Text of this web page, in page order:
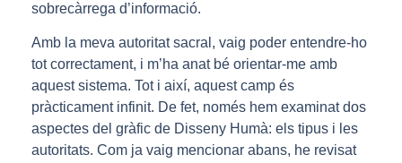
sobrecàrrega d’informació.
Amb la meva autoritat sacral, vaig poder entendre-ho
tot correctament, i m’ha anat bé orientar-me amb
aquest sistema. Tot i així, aquest camp és
pràcticament infinit. De fet, només hem examinat dos
aspectes del gràfic de Disseny Humà: els tipus i les
autoritats. Com ja vaig mencionar abans, he revisat